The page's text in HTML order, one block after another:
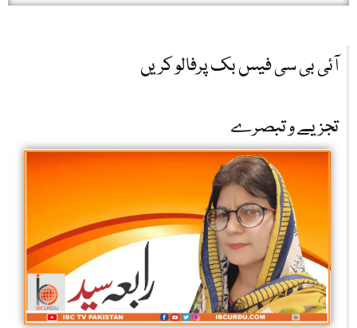
آئی بی سی فیس بک پرفالو کریں
تجزیے و تبصرے